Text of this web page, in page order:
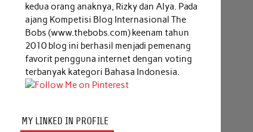
kedua orang anaknya, Rizky dan Alya. Pada
ajang Kompetisi Blog Internasional The
Bobs (www.thebobs.com) keenam tahun
2010 blog ini berhasil menjadi pemenang
favorit pengguna internet dengan voting
terbanyak kategori Bahasa Indonesia.
MY LINKED IN PROFILE